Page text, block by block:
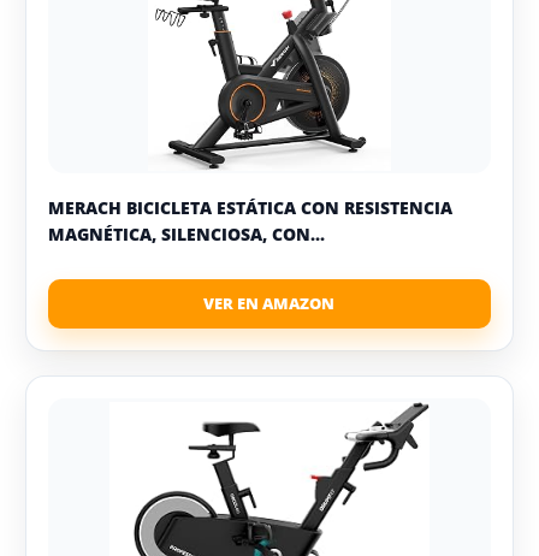
MERACH BICICLETA ESTÁTICA CON RESISTENCIA
MAGNÉTICA, SILENCIOSA, CON...